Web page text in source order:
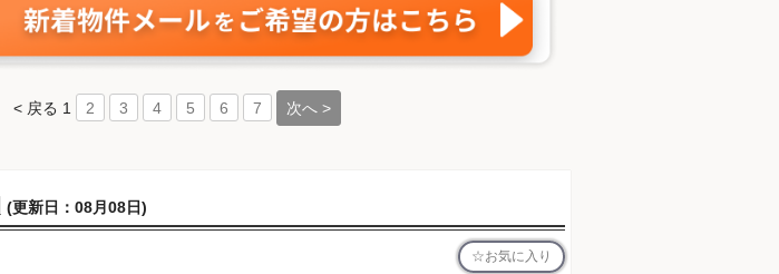
< 戻る 1 2 3 4 5 6 7 次へ >
(更新日：08月08日)
お気に入り